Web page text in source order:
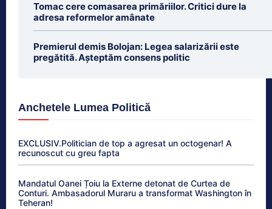
Tomac cere comasarea primăriilor. Critici dure la
adresa reformelor amânate
Premierul demis Bolojan: Legea salarizării este
pregătită. Așteptăm consens politic
Anchetele Lumea Politică
EXCLUSIV.Politician de top a agresat un octogenar! A
recunoscut cu greu fapta
Mandatul Oanei Țoiu la Externe detonat de Curtea de
Conturi. Ambasadorul Muraru a transformat Washington în
Teheran!